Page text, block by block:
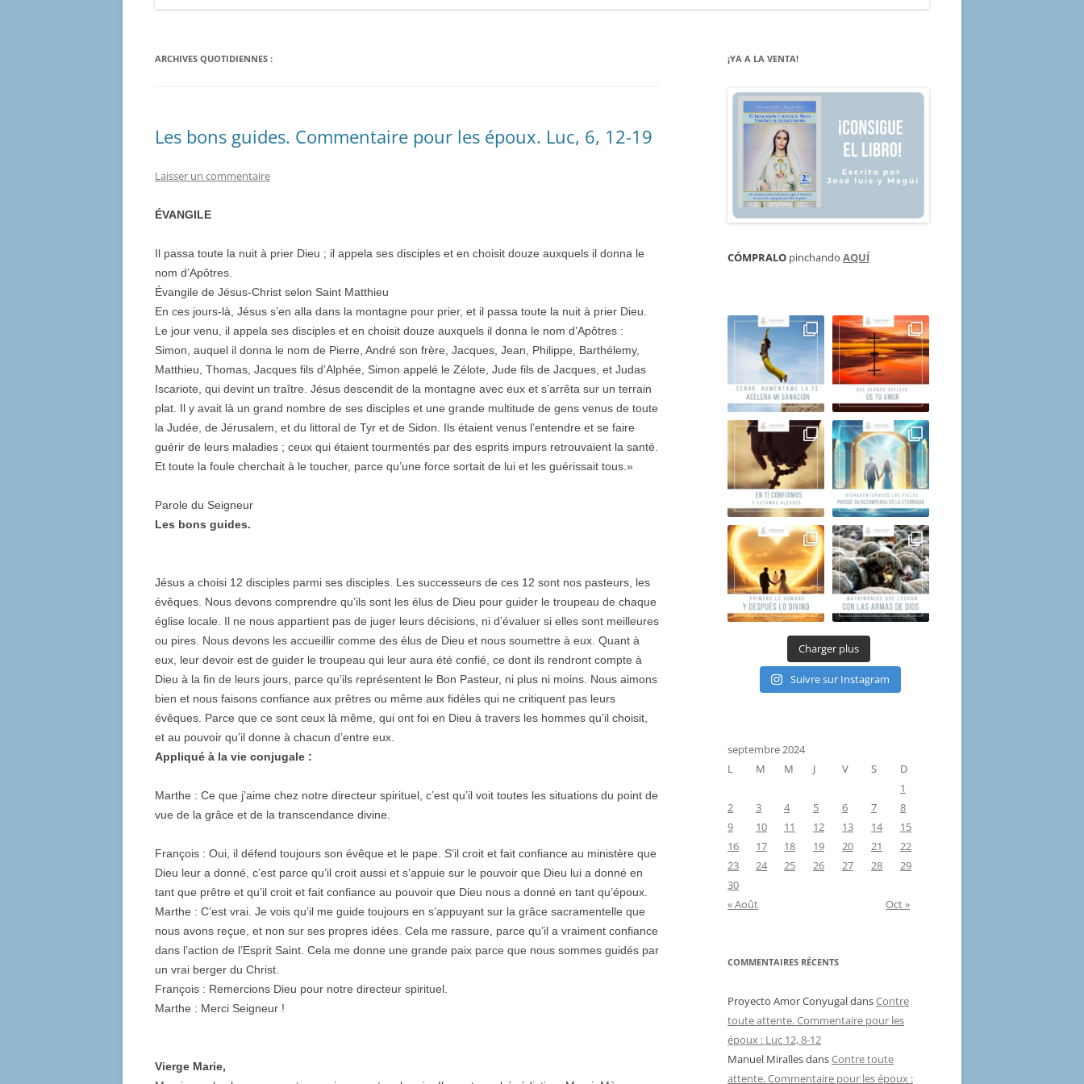
ARCHIVES QUOTIDIENNES :
Les bons guides. Commentaire pour les époux. Luc, 6, 12-19
Laisser un commentaire
ÉVANGILE
Il passa toute la nuit à prier Dieu ; il appela ses disciples et en choisit douze auxquels il donna le
nom d’Apôtres.
Évangile de Jésus-Christ selon Saint Matthieu
En ces jours-là, Jésus s’en alla dans la montagne pour prier, et il passa toute la nuit à prier Dieu.
Le jour venu, il appela ses disciples et en choisit douze auxquels il donna le nom d’Apôtres :
Simon, auquel il donna le nom de Pierre, André son frère, Jacques, Jean, Philippe, Barthélemy,
Matthieu, Thomas, Jacques fils d’Alphée, Simon appelé le Zélote, Jude fils de Jacques, et Judas
Iscariote, qui devint un traître. Jésus descendit de la montagne avec eux et s’arrêta sur un terrain
plat. Il y avait là un grand nombre de ses disciples et une grande multitude de gens venus de toute
la Judée, de Jérusalem, et du littoral de Tyr et de Sidon. Ils étaient venus l’entendre et se faire
guérir de leurs maladies ; ceux qui étaient tourmentés par des esprits impurs retrouvaient la santé.
Et toute la foule cherchait à le toucher, parce qu’une force sortait de lui et les guérissait tous.»
Parole du Seigneur
Les bons guides.
Jésus a choisi 12 disciples parmi ses disciples. Les successeurs de ces 12 sont nos pasteurs, les
évêques. Nous devons comprendre qu’ils sont les élus de Dieu pour guider le troupeau de chaque
église locale. Il ne nous appartient pas de juger leurs décisions, ni d’évaluer si elles sont meilleures
ou pires. Nous devons les accueillir comme des élus de Dieu et nous soumettre à eux. Quant à
eux, leur devoir est de guider le troupeau qui leur aura été confié, ce dont ils rendront compte à
Dieu à la fin de leurs jours, parce qu’ils représentent le Bon Pasteur, ni plus ni moins. Nous aimons
bien et nous faisons confiance aux prêtres ou même aux fidèles qui ne critiquent pas leurs
évêques. Parce que ce sont ceux là même, qui ont foi en Dieu à travers les hommes qu’il choisit,
et au pouvoir qu’il donne à chacun d’entre eux.
Appliqué à la vie conjugale :
Marthe : Ce que j’aime chez notre directeur spirituel, c’est qu’il voit toutes les situations du point de
vue de la grâce et de la transcendance divine.
François : Oui, il défend toujours son évêque et le pape. S’il croit et fait confiance au ministère que
Dieu leur a donné, c’est parce qu’il croit aussi et s’appuie sur le pouvoir que Dieu lui a donné en
tant que prêtre et qu’il croit et fait confiance au pouvoir que Dieu nous a donné en tant qu’époux.
Marthe : C’est vrai. Je vois qu’il me guide toujours en s’appuyant sur la grâce sacramentelle que
nous avons reçue, et non sur ses propres idées. Cela me rassure, parce qu’il a vraiment confiance
dans l’action de l’Esprit Saint. Cela me donne une grande paix parce que nous sommes guidés par
un vrai berger du Christ.
François : Remercions Dieu pour notre directeur spirituel.
Marthe : Merci Seigneur !
Vierge Marie,
¡YA A LA VENTA!
CÓMPRALO pinchando AQUÍ
Charger plus
Suivre sur Instagram
septembre 2024
L
M M J V S
D
1
2
3 4 5 6 7
8
9
10 11 12 13 14
15
16
17 18 19 20 21
22
23
24 25 26 27 28
29
30
« Août
Oct »
COMMENTAIRES RÉCENTS
Proyecto Amor ConyugaldansContre
toute attente. Commentaire pour les
époux : Luc 12, 8-12
Manuel MirallesdansContre toute
attente. Commentaire pour les époux :